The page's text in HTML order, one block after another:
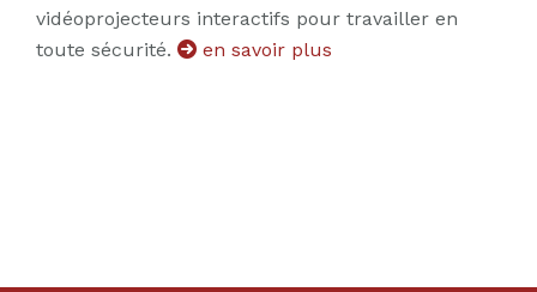
vidéoprojecteurs interactifs pour travailler en
toute sécurité.
en savoir plus